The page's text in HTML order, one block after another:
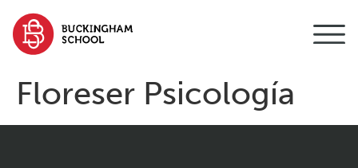
contenido
Floreser Psicología